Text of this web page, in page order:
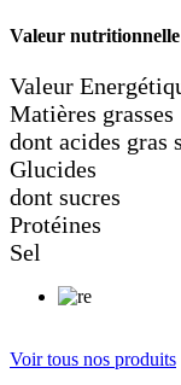
Valeur
Valeur
Matières
dont acides
dont
Sel
Voir tous nos produits